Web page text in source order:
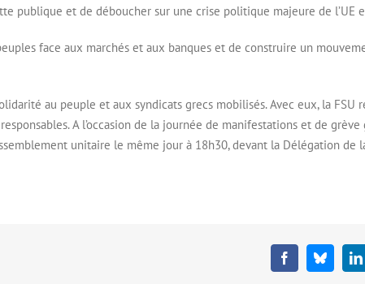
publique et de déboucher sur une crise politique majeure de
face aux marchés et aux banques et de construire un
au peuple et aux syndicats grecs mobilisés. Avec eux, la FSU
A l’occasion de la journée de manifestations et de
unitaire le même jour à 18h30, devant la Délégation de
FacebookBluesky